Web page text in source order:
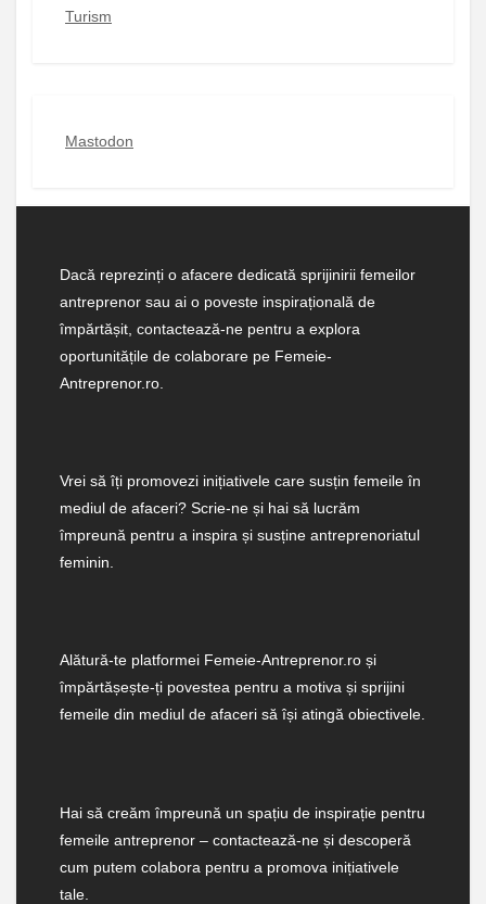
Turism
Mastodon
Dacă reprezinți o afacere dedicată sprijinirii femeilor
antreprenor sau ai o poveste inspirațională de
împărtășit, contactează-ne pentru a explora
oportunitățile de colaborare pe Femeie-
Antreprenor.ro.
Vrei să îți promovezi inițiativele care susțin femeile în
mediul de afaceri? Scrie-ne și hai să lucrăm
împreună pentru a inspira și susține antreprenoriatul
feminin.
Alătură-te platformei Femeie-Antreprenor.ro și
împărtășește-ți povestea pentru a motiva și sprijini
femeile din mediul de afaceri să își atingă obiectivele.
Hai să creăm împreună un spațiu de inspirație pentru
femeile antreprenor – contactează-ne și descoperă
cum putem colabora pentru a promova inițiativele
tale.